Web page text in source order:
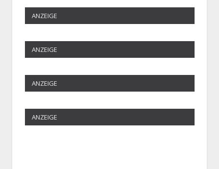
ANZEIGE
ANZEIGE
ANZEIGE
ANZEIGE